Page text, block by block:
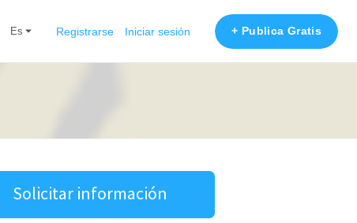
es Registrarse Iniciar sesión + Publica Gratis
Solicitar información